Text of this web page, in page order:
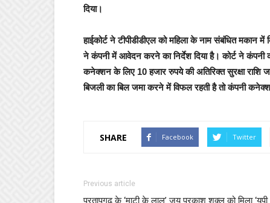
दिया।
हाईकोर्ट ने टीपीडीडीएल को महिला के नाम संबंधित मकान
ने कंपनी में आवेदन करने का निर्देश दिया है। कोर्ट ने कंपनी
कनेक्शन के लिए 10 हजार रुपये की अतिरिक्त सुरक्षा राशि
बिजली का बिल जमा करने में विफल रहती है तो कंपनी
SHARE Facebook Twitter
Previous article
प्रतापगढ़ के ‘माटी के लाल’ जय प्रकाश शुक्ल को मिला ‘यूपी